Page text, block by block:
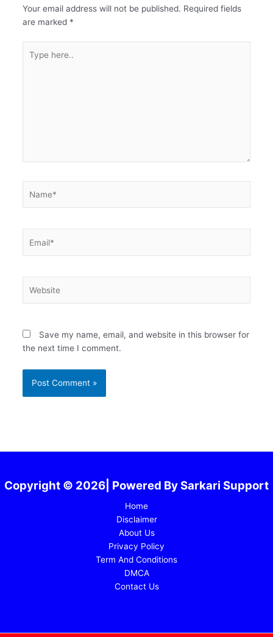
Your email address will not be published. Required fields
are marked *
here..
Save my name, email, and website in this browser for
the next time I comment.
Copyright © 2026| Powered By Sarkari Support
Home
Disclaimer
About Us
Privacy Policy
Term And Conditions
DMCA
Contact Us